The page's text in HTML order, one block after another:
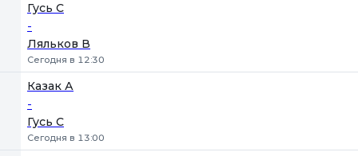
Гусь С
-
Ляльков В
Сегодня в 12:30
Казак А
-
Гусь С
Сегодня в 13:00